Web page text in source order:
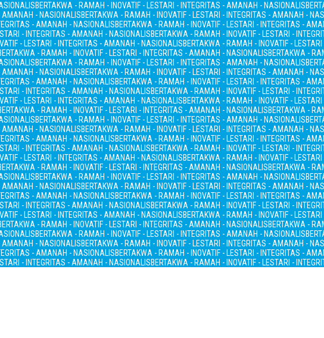
BERTAKWA - RAMAH - INOVATIF - LESTARI - INTEGRITAS - AMANAH - NASIONALIS
AMANAH - NASIONALISBERTAKWA - RAMAH - INOVATIF - LESTARI - INTEGRITAS - AMANAH -
- AMANAH - NASIONALISBERTAKWA - RAMAH - INOVATIF - LESTARI - INTEGRITAS -
- INTEGRITAS - AMANAH - NASIONALISBERTAKWA - RAMAH - INOVATIF - LESTARI -
- LESTARI - INTEGRITAS - AMANAH - NASIONALISBERTAKWA - RAMAH - INOVATIF -
- RAMAH - INOVATIF - LESTARI - INTEGRITAS - AMANAH - NASIONALISBERTAKWA -
BERTAKWA - RAMAH - INOVATIF - LESTARI - INTEGRITAS - AMANAH - NASIONALIS
AMANAH - NASIONALISBERTAKWA - RAMAH - INOVATIF - LESTARI - INTEGRITAS - AMANAH -
- AMANAH - NASIONALISBERTAKWA - RAMAH - INOVATIF - LESTARI - INTEGRITAS -
- INTEGRITAS - AMANAH - NASIONALISBERTAKWA - RAMAH - INOVATIF - LESTARI -
- LESTARI - INTEGRITAS - AMANAH - NASIONALISBERTAKWA - RAMAH - INOVATIF -
- RAMAH - INOVATIF - LESTARI - INTEGRITAS - AMANAH - NASIONALISBERTAKWA -
BERTAKWA - RAMAH - INOVATIF - LESTARI - INTEGRITAS - AMANAH - NASIONALIS
AMANAH - NASIONALISBERTAKWA - RAMAH - INOVATIF - LESTARI - INTEGRITAS - AMANAH -
- AMANAH - NASIONALISBERTAKWA - RAMAH - INOVATIF - LESTARI - INTEGRITAS -
- INTEGRITAS - AMANAH - NASIONALISBERTAKWA - RAMAH - INOVATIF - LESTARI -
- LESTARI - INTEGRITAS - AMANAH - NASIONALISBERTAKWA - RAMAH - INOVATIF -
- RAMAH - INOVATIF - LESTARI - INTEGRITAS - AMANAH - NASIONALISBERTAKWA -
BERTAKWA - RAMAH - INOVATIF - LESTARI - INTEGRITAS - AMANAH - NASIONALIS
AMANAH - NASIONALISBERTAKWA - RAMAH - INOVATIF - LESTARI - INTEGRITAS - AMANAH -
- AMANAH - NASIONALISBERTAKWA - RAMAH - INOVATIF - LESTARI - INTEGRITAS -
- INTEGRITAS - AMANAH - NASIONALISBERTAKWA - RAMAH - INOVATIF - LESTARI -
- LESTARI - INTEGRITAS - AMANAH - NASIONALISBERTAKWA - RAMAH - INOVATIF -
- RAMAH - INOVATIF - LESTARI - INTEGRITAS - AMANAH - NASIONALISBERTAKWA -
BERTAKWA - RAMAH - INOVATIF - LESTARI - INTEGRITAS - AMANAH - NASIONALIS
AMANAH - NASIONALISBERTAKWA - RAMAH - INOVATIF - LESTARI - INTEGRITAS - AMANAH -
- AMANAH - NASIONALISBERTAKWA - RAMAH - INOVATIF - LESTARI - INTEGRITAS -
- INTEGRITAS - AMANAH - NASIONALISBERTAKWA - RAMAH - INOVATIF - LESTARI -